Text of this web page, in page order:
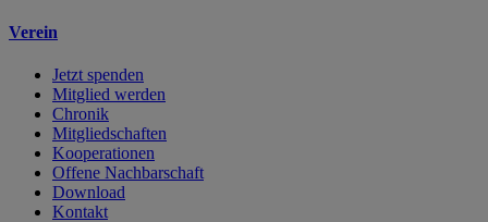
Verein
Jetzt spenden
Mitglied werden
Chronik
Mitgliedschaften
Kooperationen
Offene Nachbarschaft
Download
Kontakt